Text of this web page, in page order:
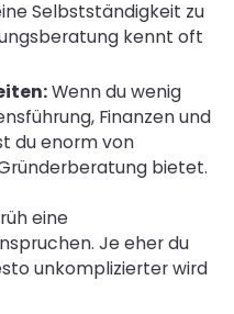
Selbstständigkeit zu
kennt oft
Wenn du wenig
Finanzen und
du enorm von
bietet.
eine
Je eher du
unkomplizierter wird